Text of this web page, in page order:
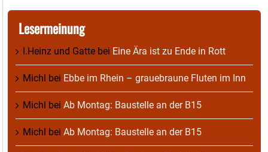
Lesermeinung
I.Heinz und Gatte bei Eine Ära ist zu Ende in Rott
Michl bei Ebbe im Rhein – grauebraune Fluten im Inn
Michl bei Ab Montag: Baustelle an der B15
Michl bei Ab Montag: Baustelle an der B15